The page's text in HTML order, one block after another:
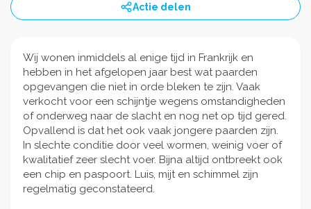
Actie delen
Wij wonen inmiddels al enige tijd in Frankrijk en
hebben in het afgelopen jaar best wat paarden
opgevangen die niet in orde bleken te zijn. Vaak
verkocht voor een schijntje wegens omstandigheden
of onderweg naar de slacht en nog net op tijd gered.
Opvallend is dat het ook vaak jongere paarden zijn.
In slechte conditie door veel wormen, weinig voer of
kwalitatief zeer slecht voer. Bijna altijd ontbreekt ook
een chip en paspoort. Luis, mijt en schimmel zijn
regelmatig geconstateerd.